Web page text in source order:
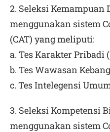
2. Seleksi Kemampuan
menggunakan sistem
(CAT) yang meliputi:
a. Tes Karakter Pribadi
b. Tes Wawasan
c. Tes Intelegensi
3. Seleksi Kompetensi
menggunakan sistem